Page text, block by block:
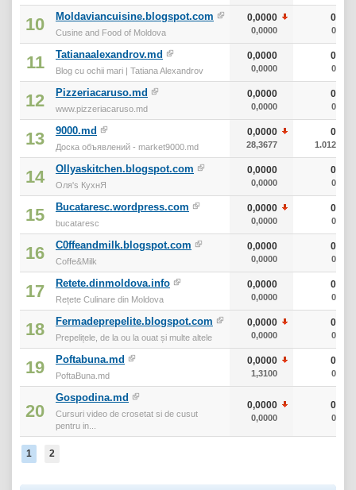
10 Moldaviancuisine.blogspot.com
Cusine and Food of Moldova
0,0000
0,0000
0
0
11 Tatianaalexandrov.md
Blog cu ochii mari | Tatiana Alexandrov
0,0000
0,0000
0
0
12 Pizzeriacaruso.md
www.pizzeriacaruso.md
0,0000
0,0000
0
0
13 9000.md
Доска объявлений - market9000.md
0,0000
28,3677
0
1.012
14 Ollyaskitchen.blogspot.com
Оля's КухнЯ
0,0000
0,0000
0
0
15 Bucataresc.wordpress.com
bucataresc
0,0000
0,0000
0
0
16 C0ffeandmilk.blogspot.com
Coffe&Milk
0,0000
0,0000
0
0
17 Retete.dinmoldova.info
Rețete Culinare din Moldova
0,0000
0,0000
0
0
18 Fermadeprepelite.blogspot.com
Prepelițele, de la ou la ouat și multe altele
0,0000
0,0000
0
0
19 Poftabuna.md
PoftaBuna.md
0,0000
1,3100
0
0
20
Gospodina.md
Cursuri video de crosetat si de cusut
pentru in...
0,0000
0,0000
0
0
1 2